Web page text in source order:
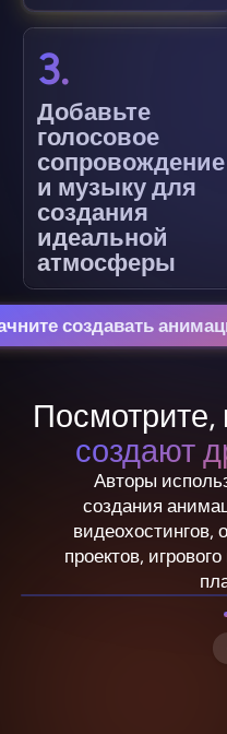
3.
Добавьте
голосовое
сопровождение
и музыку для
создания
идеальной
атмосферы
создавать
Посмотрите,
создают
Авторы
создания
видеохостингов,
проектов,
NebulaDrifter
Lio "Spark" Vance